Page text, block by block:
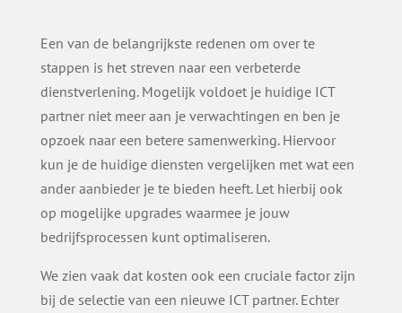
Een van de belangrijkste redenen om over te
stappen is het streven naar een verbeterde
dienstverlening. Mogelijk voldoet je huidige ICT
partner niet meer aan je verwachtingen en ben je
opzoek naar een betere samenwerking. Hiervoor
kun je de huidige diensten vergelijken met wat een
ander aanbieder je te bieden heeft. Let hierbij ook
op mogelijke upgrades waarmee je jouw
bedrijfsprocessen kunt optimaliseren.
We zien vaak dat kosten ook een cruciale factor zijn
bij de selectie van een nieuwe ICT partner. Echter